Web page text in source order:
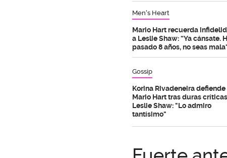
Men's Heart
Mario Hart recuerda
a Leslie Shaw: “Ya cánsate.
pasado 8 años, no seas
Gossip
Korina Rivadeneira defiende
Mario Hart tras duras
Leslie Shaw: "Lo admiro
tantísimo"